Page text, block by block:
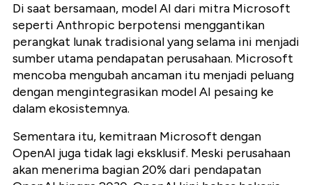
Di saat bersamaan, model AI dari mitra Microsoft
seperti Anthropic berpotensi menggantikan
perangkat lunak tradisional yang selama ini menjadi
sumber utama pendapatan perusahaan. Microsoft
mencoba mengubah ancaman itu menjadi peluang
dengan mengintegrasikan model AI pesaing ke
dalam ekosistemnya.
Sementara itu, kemitraan Microsoft dengan
OpenAI juga tidak lagi eksklusif. Meski perusahaan
akan menerima bagian 20% dari pendapatan